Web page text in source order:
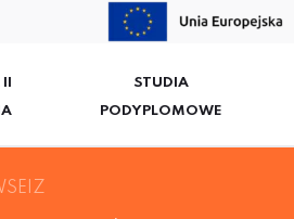
STUDIA
PODYPLOMOWE